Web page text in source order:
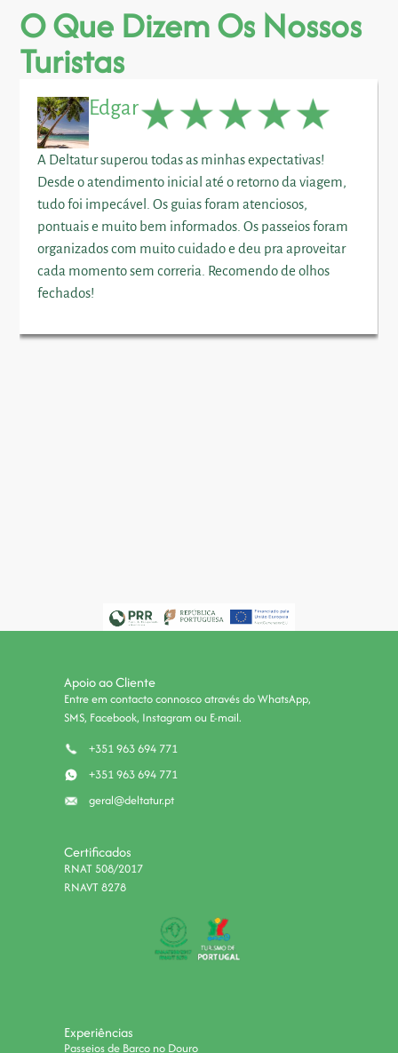
O Que Dizem Os Nossos
Turistas
Edgar
A Deltatur superou todas as minhas expectativas!
Desde o atendimento inicial até o retorno da viagem,
tudo foi impecável. Os guias foram atenciosos,
pontuais e muito bem informados. Os passeios foram
organizados com muito cuidado e deu pra aproveitar
cada momento sem correria. Recomendo de olhos
fechados!
Apoio ao Cliente
Entre em contacto connosco através do WhatsApp,
SMS, Facebook, Instagram ou E-mail.
+351 963 694 771
+351 963 694 771
geral@deltatur.pt
Certificados
RNAT 508/2017
RNAVT 8278
Experiências
Passeios de Barco no Douro